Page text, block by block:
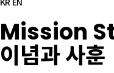
Mission
이념과 사훈